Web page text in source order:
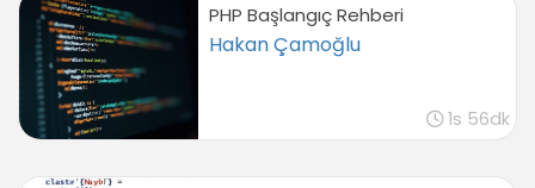
PHP Başlangıç Rehberi
Hakan Çamoğlu
1s 56dk